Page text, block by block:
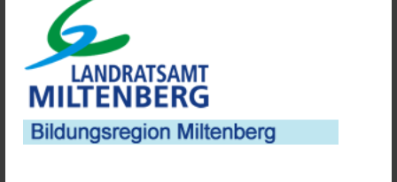
Anzahl Teilnehmer: maximal 12
Kosten: keine
Referentin: Monika Weller
Kontakt: